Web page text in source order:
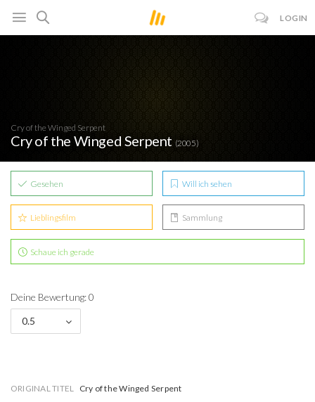
LOGIN
Cry of the Winged Serpent
Cry of the Winged Serpent (2005)
Gesehen Will ich sehen
Lieblingsfilm Sammlung
Schaue ich gerade
Deine Bewertung: 0
0.5
ORIGINAL TITEL Cry of the Winged Serpent